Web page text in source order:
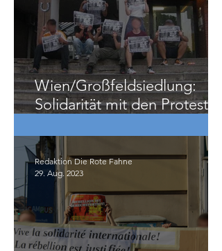
Wien/Großfeldsiedlung:
Solidarität mit den Protesten
Redaktion Die Rote Fahne
29. Aug. 2023